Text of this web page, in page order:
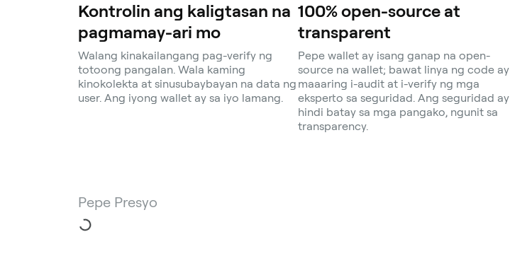
Kontrolin ang kaligtasan na
pagmamay-ari mo
Walang kinakailangang pag-verify ng
totoong pangalan. Wala kaming
kinokolekta at sinusubaybayan na data ng
user. Ang iyong wallet ay sa iyo lamang.
100% open-source at
transparent
Pepe wallet ay isang ganap na open-
source na wallet; bawat linya ng code ay
maaaring i-audit at i-verify ng mga
eksperto sa seguridad. Ang seguridad ay
hindi batay sa mga pangako, ngunit sa
transparency.
Pepe Presyo